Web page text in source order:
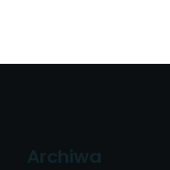
Archiwa